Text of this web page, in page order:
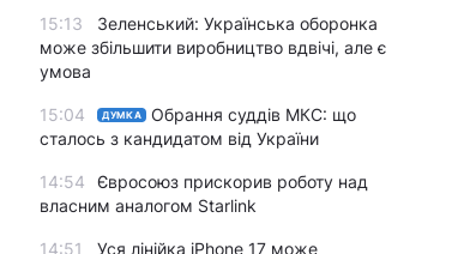
15:13
Зеленський: Українська оборонка
може збільшити виробництво вдвічі, але є
умова
15:04 ДУМКА
Обрання суддів МКС: що
сталось з кандидатом від України
14:54
Євросоюз прискорив роботу над
власним аналогом Starlink
14:51
Уся лінійка iPhone 17 може